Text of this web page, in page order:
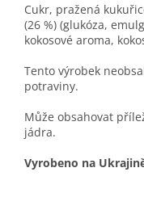
Cukr, pražená
(26 %) (glukóza,
kokosové aroma,
Tento výrobek
potraviny.
Může obsahovat
jádra.
Vyrobeno na